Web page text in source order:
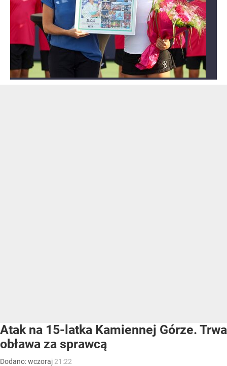
Atak na 15-latka Kamiennej Górze. Trwa
obława za sprawcą
Dodano:wczoraj 21:22